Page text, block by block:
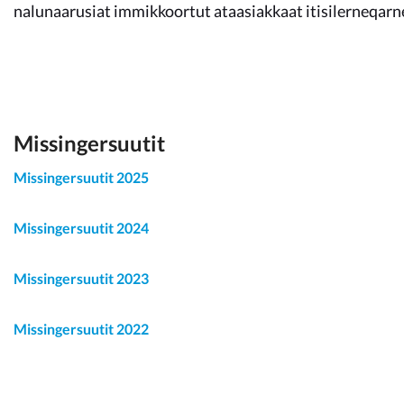
Kommunimi pilersaarut
nalunaarusiat immikkoortut ataasiakkaat
Missingersuutit
Missingersuutit 2025
Missingersuutit 2024
Missingersuutit 2023
Missingersuutit 2022